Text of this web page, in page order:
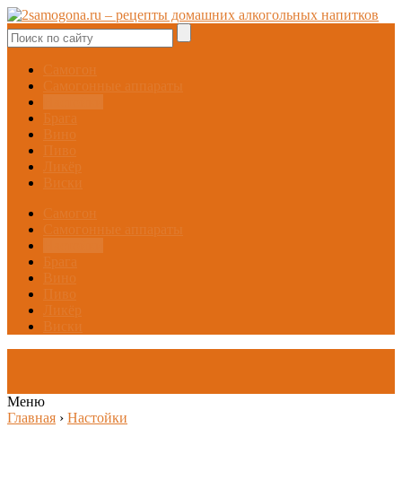
Самогон
Самогонные аппараты
Брага
Вино
Пиво
Ликёр
Виски
Самогон
Самогонные аппараты
Брага
Вино
Пиво
Ликёр
Виски
Меню
Главная › Настойки